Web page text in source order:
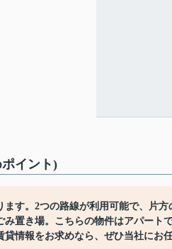
イント)
す。2つの路線が利用可能で、片
置き場。こちらの物件はアパート
情報をお求めなら、ぜひ当社にお